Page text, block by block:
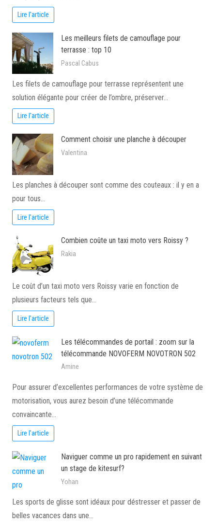
Lire l'article
Les meilleurs filets de camouflage pour
terrasse : top 10
Pascal Cabus
Les filets de camouflage pour terrasse représentent une
solution élégante pour créer de l’ombre, préserver…
Lire l'article
Comment choisir une planche à découper
Valentina
Les planches à découper sont comme des couteaux : il y en a
pour tous…
Lire l'article
Combien coûte un taxi moto vers Roissy ?
Rakia
Le coût d’un taxi moto vers Roissy varie en fonction de
plusieurs facteurs tels que…
Lire l'article
Les télécommandes de portail : zoom sur la
télécommande NOVOFERM NOVOTRON 502
Amine
Pour assurer d’excellentes performances de votre système de
motorisation, vous aurez besoin d’une télécommande
convaincante…
Lire l'article
Naviguer comme un pro rapidement en suivant
un stage de kitesurf?
Yohan
Les sports de glisse sont idéaux pour déstresser et passer de
belles vacances dans une…